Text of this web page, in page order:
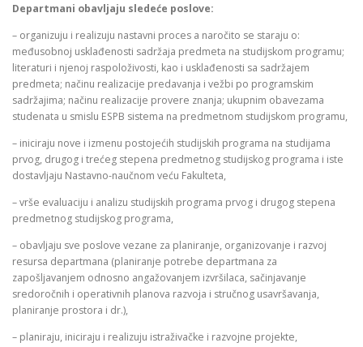
Departmani obavljaju sledeće poslove:
– organizuju i realizuju nastavni proces a naročito se staraju o:
međusobnoj usklađenosti sadržaja predmeta na studijskom programu;
literaturi i njenoj raspoloživosti, kao i usklađenosti sa sadržajem
predmeta; načinu realizacije predavanja i vežbi po programskim
sadržajima; načinu realizacije provere znanja; ukupnim obavezama
studenata u smislu ESPB sistema na predmetnom studijskom programu,
– iniciraju nove i izmenu postojećih studijskih programa na studijama
prvog, drugog i trećeg stepena predmetnog studijskog programa i iste
dostavljaju Nastavno-naučnom veću Fakulteta,
– vrše evaluaciju i analizu studijskih programa prvog i drugog stepena
predmetnog studijskog programa,
– obavljaju sve poslove vezane za planiranje, organizovanje i razvoj
resursa departmana (planiranje potrebe departmana za
zapošljavanjem odnosno angažovanjem izvršilaca, sačinjavanje
sredoročnih i operativnih planova razvoja i stručnog usavršavanja,
planiranje prostora i dr.),
– planiraju, iniciraju i realizuju istraživačke i razvojne projekte,